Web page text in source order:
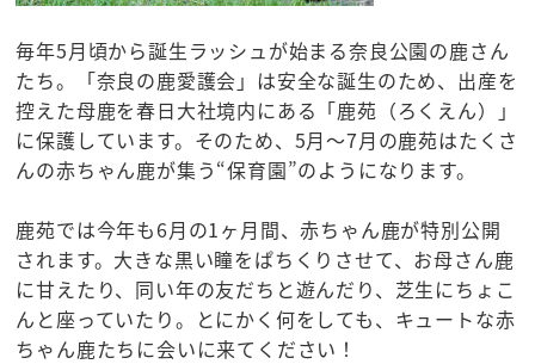
毎年5月頃から誕生ラッシュが始まる奈良公園の鹿さん
たち。「奈良の鹿愛護会」は安全な誕生のため、出産を
控えた母鹿を春日大社境内にある「鹿苑（ろくえん）」
に保護しています。そのため、5月～7月の鹿苑はたくさ
んの赤ちゃん鹿が集う“保育園”のようになります。
鹿苑では今年も6月の1ヶ月間、赤ちゃん鹿が特別公開
されます。大きな黒い瞳をぱちくりさせて、お母さん鹿
に甘えたり、同い年の友だちと遊んだり、芝生にちょこ
んと座っていたり。とにかく何をしても、キュートな赤
ちゃん鹿たちに会いに来てください！